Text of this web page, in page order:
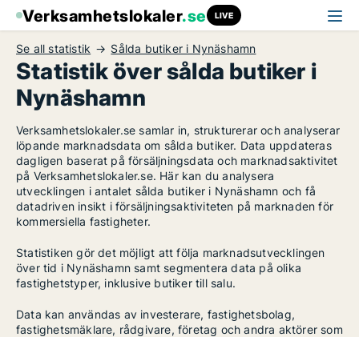
Verksamhetslokaler.se LIVE
Se all statistik Sålda butiker i Nynäshamn
Statistik över sålda butiker i
Nynäshamn
Verksamhetslokaler.se samlar in, strukturerar och analyserar
löpande marknadsdata om sålda butiker. Data uppdateras
dagligen baserat på försäljningsdata och marknadsaktivitet
på Verksamhetslokaler.se. Här kan du analysera
utvecklingen i antalet sålda butiker i Nynäshamn och få
datadriven insikt i försäljningsaktiviteten på marknaden för
kommersiella fastigheter.
Statistiken gör det möjligt att följa marknadsutvecklingen
över tid i Nynäshamn samt segmentera data på olika
fastighetstyper, inklusive butiker till salu.
Data kan användas av investerare, fastighetsbolag,
fastighetsmäklare, rådgivare, företag och andra aktörer som